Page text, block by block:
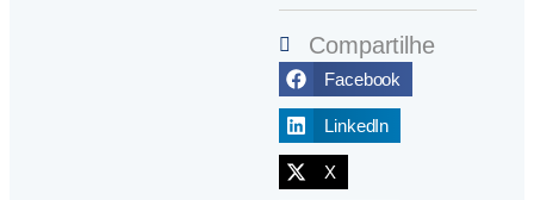
Compartilhe
Facebook
LinkedIn
X